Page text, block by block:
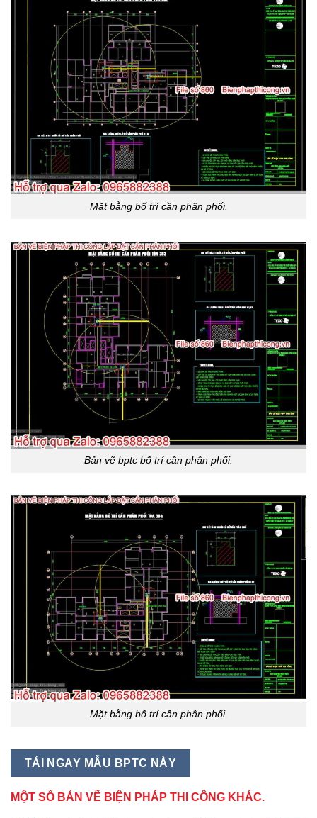
Mặt bằng bố trí cần phân phối.
Bản vẽ bptc bố trí cần phân phối.
Mặt bằng bố trí cần phân phối.
TẢI NGAY MẪU BPTC NÀY
MỘT SỐ BẢN VẼ BIỆN PHÁP THI CÔNG KHÁC.